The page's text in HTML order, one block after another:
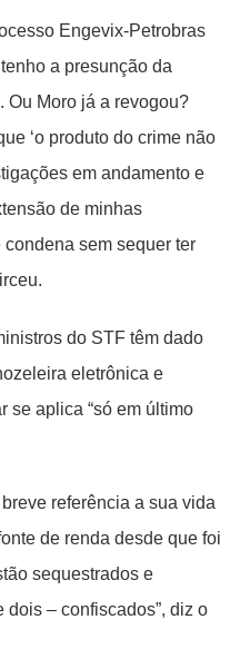
Engevix-Petrobras
a presunção da
Ou Moro já a revogou?
‘o produto do crime não
em andamento e
de minhas
condena sem sequer ter
do STF têm dado
eletrônica e
se aplica “só em último
referência a sua vida
de renda desde que foi
sequestrados e
– confiscados”, diz o